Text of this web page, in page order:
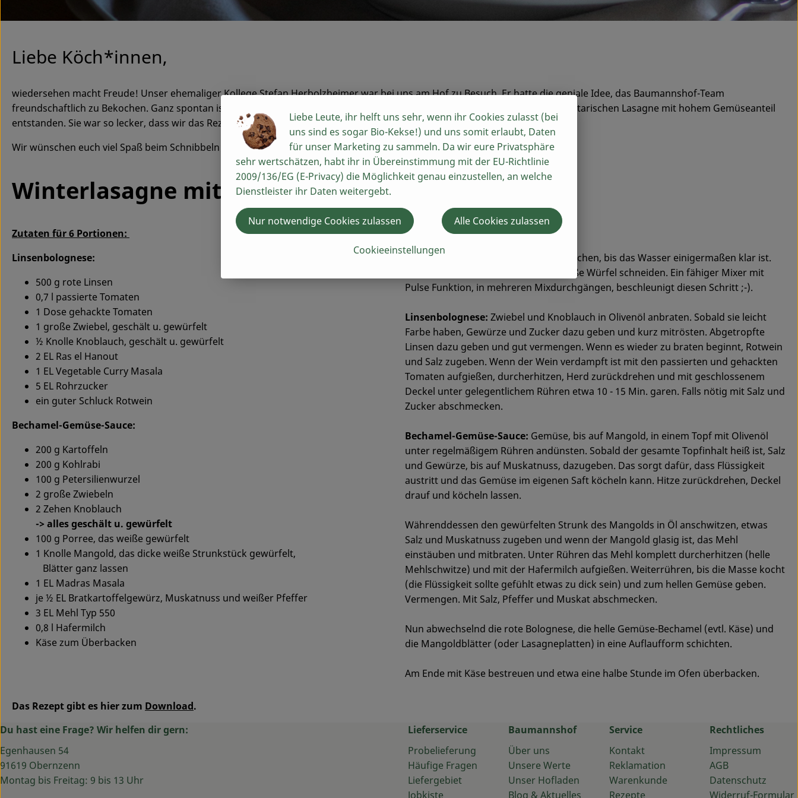
Liebe Köch*innen,
wiedersehen macht Freude! Unser ehemaliger Kollege Stefan Herbolzheimer war bei uns am Hof zu Besuch. Er hatte die geniale Idee, das Baumannshof-Team
freundschaftlich zu Bekochen. Ganz spontan ist beim Bummel durch die Packhalle und den Hofladen die Idee nach einer vegetarischen Lasagne mit hohem Gemüseanteil
entstanden. Sie war so lecker, dass wir das Rezept selbstverständlich mit euch Teilen möchten.
Wir wünschen euch viel Spaß beim Schnibbeln und Nachkochen!
Winterlasagne mit Wurzelwerk und Mangold
Zutaten für 6 Portionen:
Linsenbolognese:
500 g rote Linsen
0,7 l passierte Tomaten
1 Dose gehackte Tomaten
1 große Zwiebel, geschält u. gewürfelt
½ Knolle Knoblauch, geschält u. gewürfelt
2 EL Ras el Hanout
1 EL Vegetable Curry Masala
5 EL Rohrzucker
ein guter Schluck Rotwein
Bechamel-Gemüse-Sauce:
200 g Kartoffeln
200 g Kohlrabi
100 g Petersilienwurzel
2 große Zwiebeln
2 Zehen Knoblauch
-> alles geschält u. gewürfelt
100 g Porree, das weiße gewürfelt
1 Knolle Mangold, das dicke weiße Strunkstück gewürfelt,
Blätter ganz lassen
1 EL Madras Masala
je ½ EL Bratkartoffelgewürz, Muskatnuss und weißer Pfeffer
3 EL Mehl Typ 550
0,8 l Hafermilch
Käse zum Überbacken
Zubereitung:
Zuerst die roten Linsen mehrmals waschen, bis das Wasser einigermaßen klar ist.
Alles Gemüse in etwa 0,5 x 0,5 cm große Würfel schneiden. Ein fähiger Mixer mit
Pulse Funktion, in mehreren Mixdurchgängen, beschleunigt diesen Schritt ;-).
Linsenbolognese: Zwiebel und Knoblauch in Olivenöl anbraten. Sobald sie leicht
Farbe haben, Gewürze und Zucker dazu geben und kurz mitrösten. Abgetropfte
Linsen dazu geben und gut vermengen. Wenn es wieder zu braten beginnt, Rotwein
und Salz zugeben. Wenn der Wein verdampft ist mit den passierten und gehackten
Tomaten aufgießen, durcherhitzen, Herd zurückdrehen und mit geschlossenem
Deckel unter gelegentlichem Rühren etwa 10 - 15 Min. garen. Falls nötig mit Salz und
Zucker abschmecken.
Bechamel-Gemüse-Sauce: Gemüse, bis auf Mangold, in einem Topf mit Olivenöl
unter regelmäßigem Rühren andünsten. Sobald der gesamte Topfinhalt heiß ist, Salz
und Gewürze, bis auf Muskatnuss, dazugeben. Das sorgt dafür, dass Flüssigkeit
austritt und das Gemüse im eigenen Saft köcheln kann. Hitze zurückdrehen, Deckel
drauf und köcheln lassen.
Währenddessen den gewürfelten Strunk des Mangolds in Öl anschwitzen, etwas
Salz und Muskatnuss zugeben und wenn der Mangold glasig ist, das Mehl
einstäuben und mitbraten. Unter Rühren das Mehl komplett durcherhitzen (helle
Mehlschwitze) und mit der Hafermilch aufgießen. Weiterrühren, bis die Masse kocht
(die Flüssigkeit sollte gefühlt etwas zu dick sein) und zum hellen Gemüse geben.
Vermengen. Mit Salz, Pfeffer und Muskat abschmecken.
Nun abwechselnd die rote Bolognese, die helle Gemüse-Bechamel (evtl. Käse) und
die Mangoldblätter (oder Lasagneplatten) in eine Auflaufform schichten.
Am Ende mit Käse bestreuen und etwa eine halbe Stunde im Ofen überbacken.
Das Rezept gibt es hier zum Download.
Du hast eine Frage? Wir helfen dir gern:
Egenhausen 54
91619 Obernzenn
Montag bis Freitag: 9 bis 13 Uhr
Lieferservice
Probelieferung
Häufige Fragen
Liefergebiet
Jobkiste
Baumannshof
Über uns
Unsere Werte
Unser Hofladen
Blog & Aktuelles
Service
Kontakt
Reklamation
Warenkunde
Rezepte
Rechtliches
Impressum
AGB
Datenschutz
Widerruf-Formular
Liebe Leute, ihr helft uns sehr, wenn ihr Cookies zulasst (bei
uns sind es sogar Bio-Kekse!) und uns somit erlaubt, Daten
für unser Marketing zu sammeln. Da wir eure Privatsphäre
sehr wertschätzen, habt ihr in Übereinstimmung mit der EU-Richtlinie
2009/136/EG (E-Privacy) die Möglichkeit genau einzustellen, an welche
Dienstleister ihr Daten weitergebt.
Cookieeinstellungen
Nur notwendige Cookies zulassen Alle Cookies zulassen